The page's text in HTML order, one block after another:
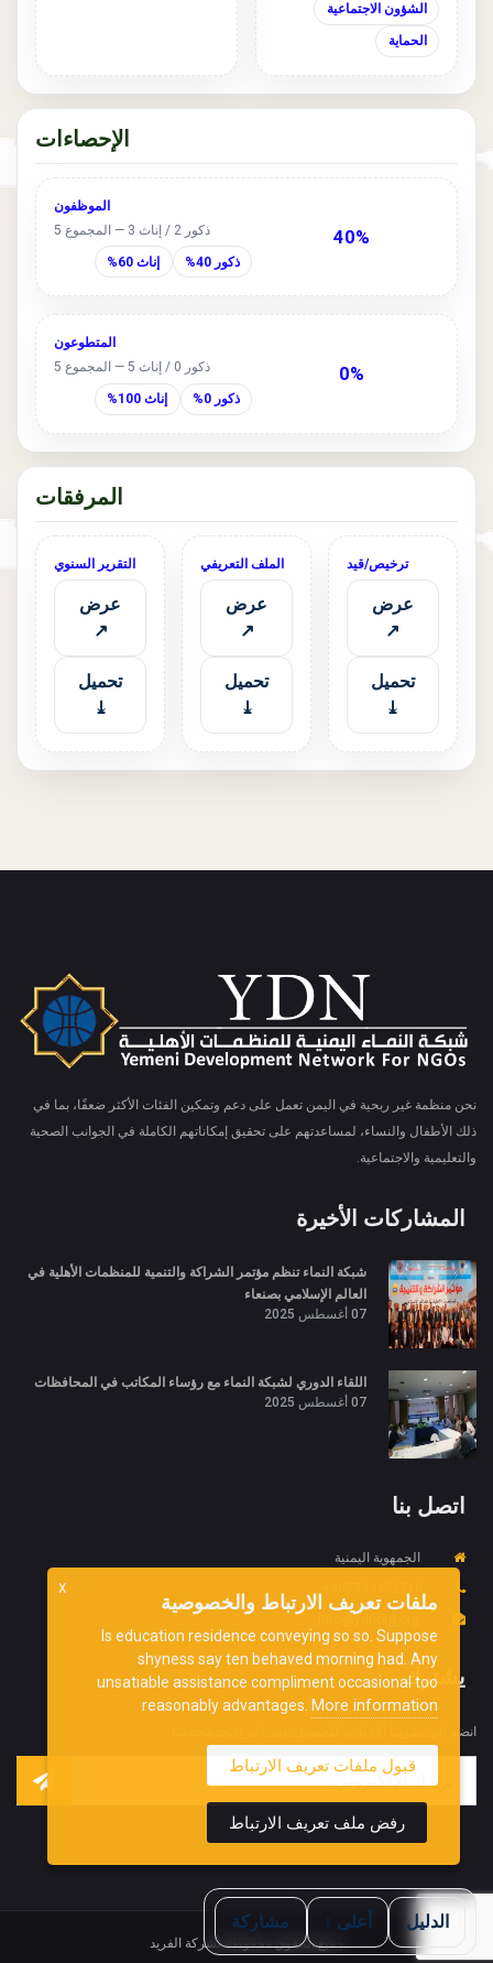
الشؤون الاجتماعية
الحماية
الإحصاءات
40%
الموظفون
ذكور 2 / إناث 3 — المجموع 5
ذكور 40% إناث 60%
0%
المتطوعون
ذكور 0 / إناث 5 — المجموع 5
ذكور 0% إناث 100%
المرفقات
ترخيص/قيد
عرض
↗
تحميل
⤓
الملف التعريفي
عرض
↗
تحميل
⤓
التقرير السنوي
عرض
↗
تحميل
⤓
الدليل أعلى ↑ مشاركة
نحن منظمة غير ربحية في اليمن تعمل على دعم وتمكين الفئات الأكثر ضعفًا، بما في
ذلك الأطفال والنساء، لمساعدتهم على تحقيق إمكاناتهم الكاملة في الجوانب الصحية
والتعليمية والاجتماعية.
المشاركات الأخيرة
شبكة النماء تنظم مؤتمر الشراكة والتنمية للمنظمات الأهلية في
العالم الإسلامي بصنعاء
07 أغسطس 2025
اللقاء الدوري لشبكة النماء مع رؤساء المكاتب في المحافظات
07 أغسطس 2025
اتصل بنا
الجمهوية اليمنية
info@ydnorg.org
يشترك
انضم إلى نشرتنا الإخبارية للحصول على آخر التحديثات منا.
جميع الحقوق محفوظة لشركة الفريد
X ملفات تعريف الارتباط والخصوصية
Is education residence conveying so so. Suppose
shyness say ten behaved morning had. Any
unsatiable assistance compliment occasional too
reasonably advantages. More information
قبول ملفات تعريف الارتباط
رفض ملف تعريف الارتباط